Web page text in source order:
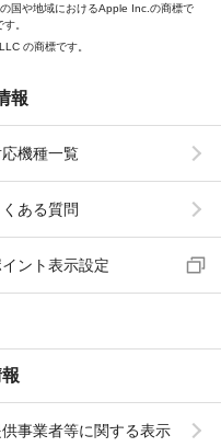
国や地域におけるApple Inc.の商標で
。
の商標です。
報
機種一覧
くある質問
イント表示設定
事業者等に関する表示